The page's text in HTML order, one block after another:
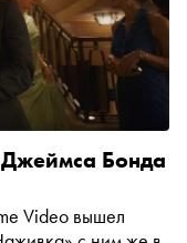
Джеймса Бонда
Video вышел